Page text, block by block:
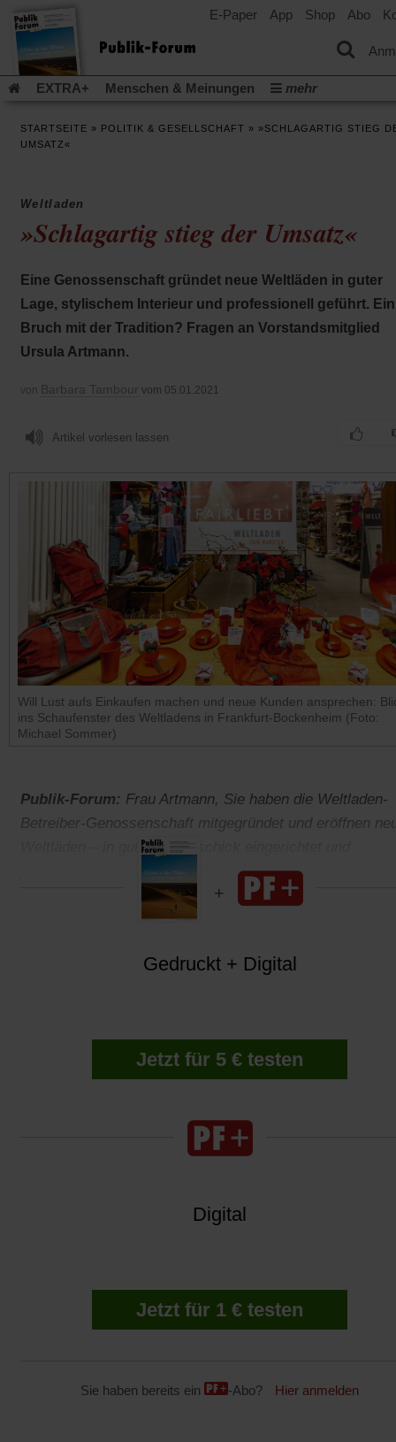
E-Paper App Shop Abo
EXTRA+ Menschen & Meinungen
mehr
Aufstehen & Handeln
Leserinitiative Publik-Forum e.V.
Urlaub und Nichtstun(Öffnet
in
neuen
Tab)
Gefährlicher Reichtum(Öffnet
neuen
Tab)
Krieg in
in
neuen
Tab)
Krieg und Frieden (Öffnet
in
neuen
Tab)
Gott neu denken Krieg in der Ukraine
in
Flucht und Migration
Video-Podcast »Veranstaltungen«
Podcast »Veranstaltungen«
Schriftgröße ändern:
STARTSEITE » POLITIK & GESELLSCHAFT » »SCHLAGARTIG STIEG
UMSATZ«
Weltladen
»Schlagartig stieg der Umsatz«
Eine Genossenschaft gründet neue Weltläden in guter
Lage, stylischem Interieur und professionell geführt. Ein
Bruch mit der Tradition? Fragen an Vorstandsmitglied
Ursula Artmann.
von Barbara Tambour vom 05.01.2021
Artikel vorlesen lassen
Will Lust aufs Einkaufen machen und neue Kunden ansprechen:
ins Schaufenster des Weltladens in Frankfurt-Bockenheim (Foto:
Michael Sommer)
Publik-Forum: Frau Artmann, Sie haben die Weltladen-
Betreiber-Genossenschaft mitgegründet und eröffnen
Weltläden – in guter Lage, schick eingerichtet und
professionell geführt. Warum?
Gedruckt + Digital
Jetzt für 5 € testen
Digital
Jetzt für 1 € testen
Sie haben bereits ein -Abo? Hier anmelden